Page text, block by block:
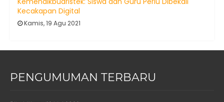
Kecakapan Digital
Kamis, 19 Agu 2021
PENGUMUMAN TERBARU